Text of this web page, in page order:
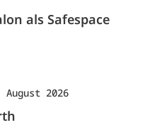
als Safespace
August 2026